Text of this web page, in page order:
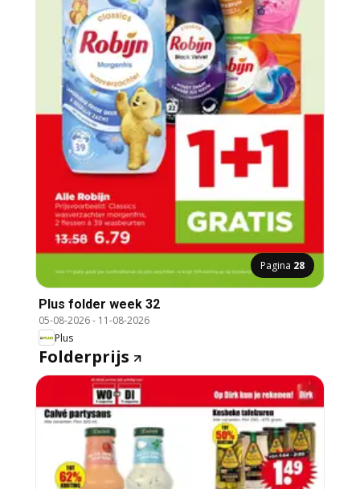
Pagina 28
Plus folder week 32
05-08-2026- 11-08-2026
Plus
Folderprijs